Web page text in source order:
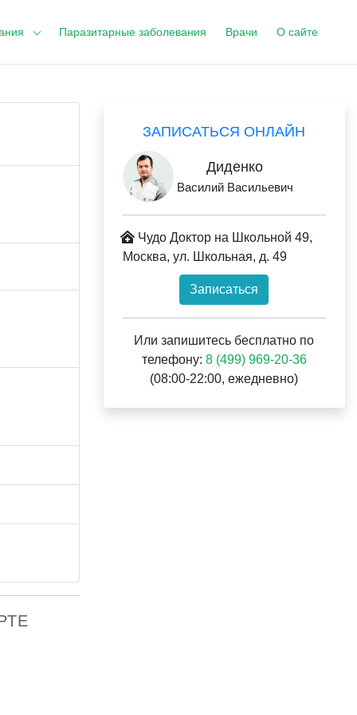
Паразитарные заболевания Врачи О сайте
ЗАПИСАТЬСЯ ОНЛАЙН
Диденко
Василий Васильевич
Чудо Доктор на Школьной 49,
Москва, ул. Школьная, д. 49
Записаться
Или запишитесь бесплатно по
телефону: 8 (499) 969-20-36
(08:00-22:00, ежедневно)